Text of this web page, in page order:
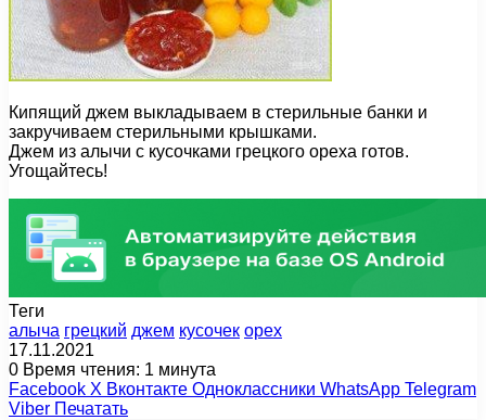
Кипящий джем выкладываем в стерильные банки и
закручиваем стерильными крышками.
Джем из алычи с кусочками грецкого ореха готов.
Угощайтесь!
Теги
алыча грецкий джем кусочек орех
17.11.2021
0 Время чтения: 1 минута
Facebook X Вконтакте Одноклассники WhatsApp Telegram
Viber Печатать